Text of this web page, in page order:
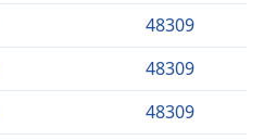
48309
48309
48309